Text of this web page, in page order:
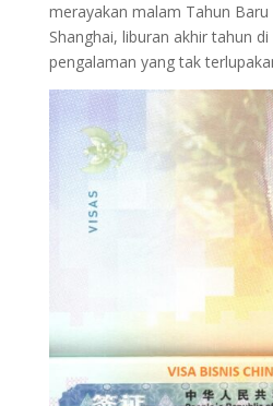
merayakan malam Tahun
Shanghai, liburan akhir tahun
pengalaman yang tak